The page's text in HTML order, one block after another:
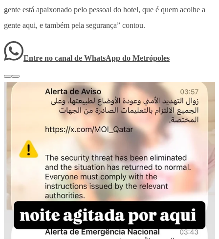
gente está apaixonado pelo pessoal do hotel, que é quem acolhe a
gente aqui, e também pela segurança” contou.
Entre no canal de WhatsApp do Metrópoles